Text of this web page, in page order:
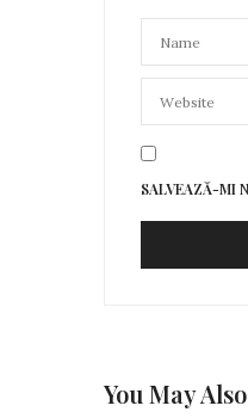
SALVEAZĂ-MI
You May